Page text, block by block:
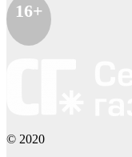
16+
© 2020